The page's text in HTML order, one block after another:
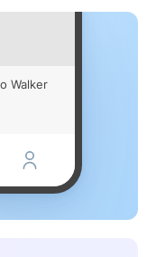
Walker